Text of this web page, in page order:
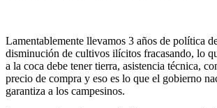
Lamentablemente llevamos 3 años de política
disminución de cultivos ilícitos fracasando, lo
a la coca debe tener tierra, asistencia técnica,
precio de compra y eso es lo que el gobierno
garantiza a los campesinos.